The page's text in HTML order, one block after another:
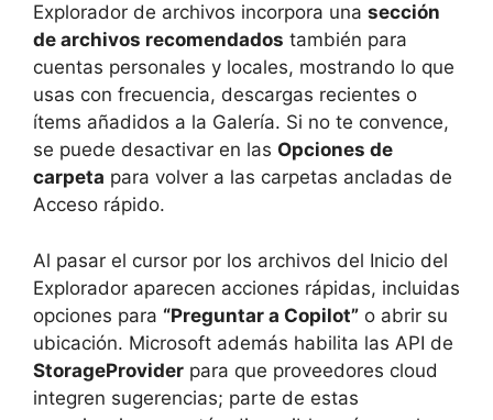
Explorador de archivos incorpora una sección
de archivos recomendados también para
cuentas personales y locales, mostrando lo que
usas con frecuencia, descargas recientes o
ítems añadidos a la Galería. Si no te convence,
se puede desactivar en las Opciones de
carpeta para volver a las carpetas ancladas de
Acceso rápido.
Al pasar el cursor por los archivos del Inicio del
Explorador aparecen acciones rápidas, incluidas
opciones para “Preguntar a Copilot” o abrir su
ubicación. Microsoft además habilita las API de
StorageProvider para que proveedores cloud
integren sugerencias; parte de estas